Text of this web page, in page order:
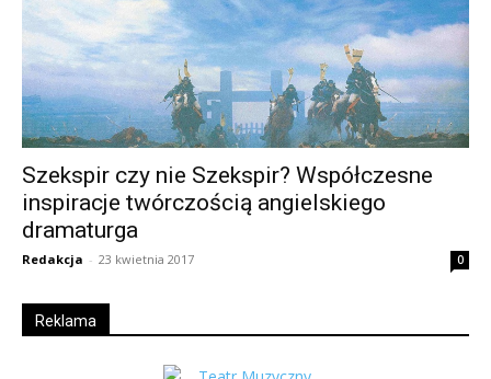
Szekspir czy nie Szekspir? Współczesne
inspiracje twórczością angielskiego
dramaturga
Redakcja - 23 kwietnia 2017 0
Reklama